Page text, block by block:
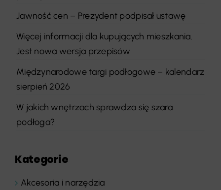
Jawność cen – Prezydent podpisał ustawę
Więcej informacji dla kupujących mieszkania.
Jest nowa wersja przepisów
Międzynarodowe targi podłogowe – kalendarz
sierpień 2026
W jakich wnętrzach sprawdza się szara
podłoga?
Kategorie
Akcesoria i narzędzia